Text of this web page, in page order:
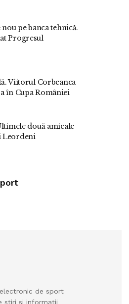
pe banca tehnică.
Progresul
Viitorul Corbeanca
în Cupa României
două amicale
Leordeni
de sport
stiri si informatii